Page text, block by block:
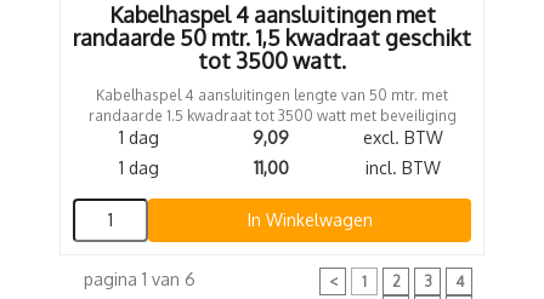
Kabelhaspel 4 aansluitingen met
randaarde 50 mtr. 1,5 kwadraat geschikt
tot 3500 watt.
Kabelhaspel 4 aansluitingen lengte van 50 mtr. met
randaarde 1.5 kwadraat tot 3500 watt met beveiliging
1 dag 9,09
excl. BTW
1 dag
11,00 incl. BTW
In Winkelwagen
pagina 1 van 6 < 1 2 3
4